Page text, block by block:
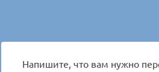
Напишите, что вам нужно